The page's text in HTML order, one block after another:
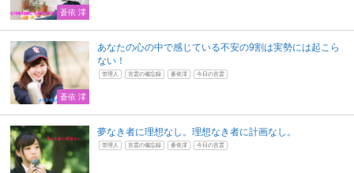
蒼依 澪
蒼依 澪
あなたの心の中で感じている不安の9割は実勢には起こら
ない！
管理人 言霊の備忘録 蒼依澪 今日の言霊
夢なき者に理想なし。理想なき者に計画なし。
管理人 言霊の備忘録 蒼依澪 今日の言霊